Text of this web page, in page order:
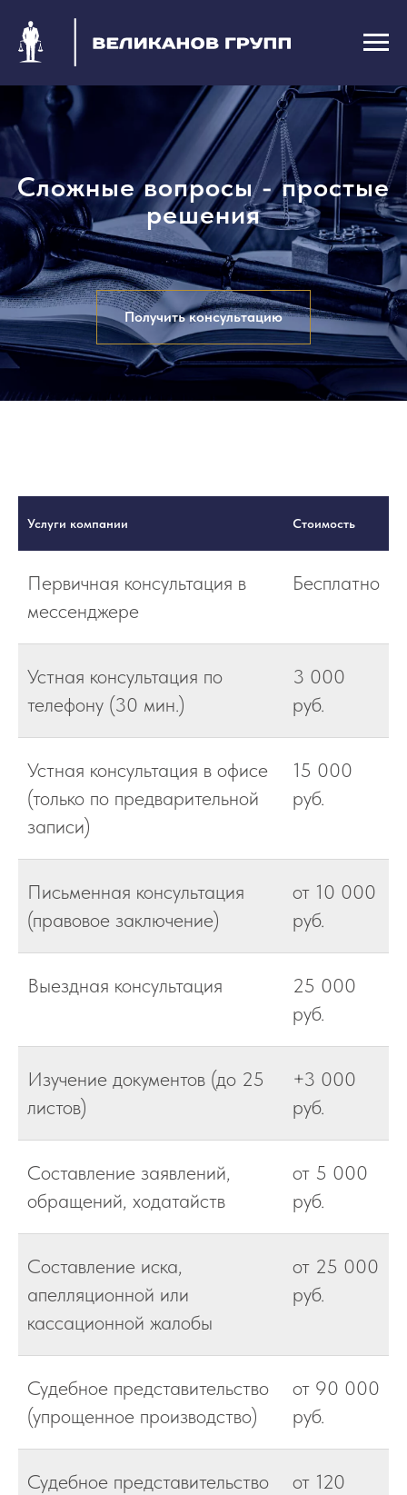
Сложные вопросы - простые
решения
Получить консультацию
Услуги компании Стоимость
Первичная консультация в
мессенджере
Бесплатно
Устная консультация по
телефону (30 мин.)
3 000
руб.
Устная консультация в офисе
(только по предварительной
записи)
15 000
руб.
Письменная консультация
(правовое заключение)
от 10 000
руб.
Выездная консультация
25 000
руб.
Изучение документов (до 25
листов)
+3 000
руб.
Составление заявлений,
обращений, ходатайств
от 5 000
руб.
Составление иска,
апелляционной или
кассационной жалобы
от 25 000
руб.
Судебное представительство
(упрощенное производство)
от 90 000
руб.
Судебное представительство
от 120